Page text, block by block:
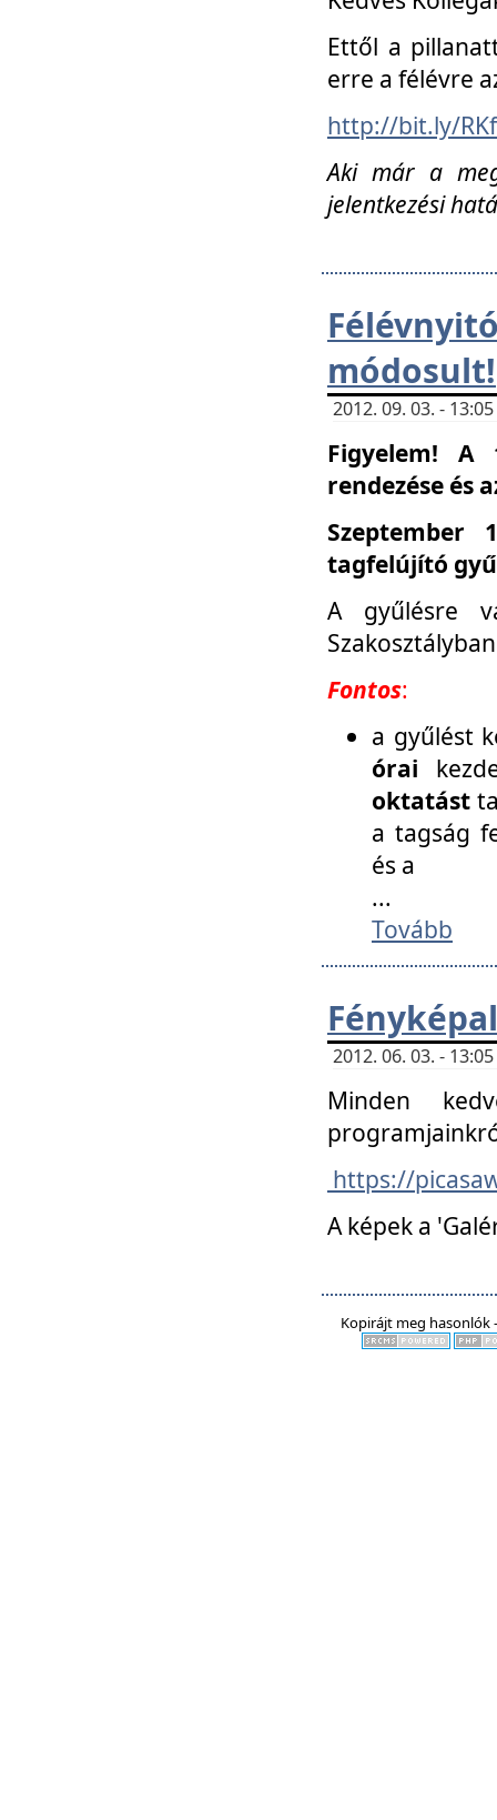
Ettől a
erre a félévre
http://bit.ly/
Aki már a
jelentkezési
módosult!
2012. 09. 03. -
Figyelem! A
rendezése és
Szeptember
tagfelújító
A gyűlésre
Fontos:
a gyűlést
órai
oktatást
a tagság
és a
...
Tovább
2012. 06. 03. -
Minden
https://
A képek a
Kopirájt meg hasonlók